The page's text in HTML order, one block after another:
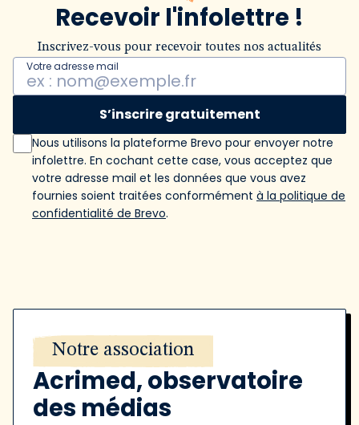
Recevoir l'infolettre !
Inscrivez-vous pour recevoir toutes nos actualités
Votre adresse mail
S’inscrire gratuitement
Nous utilisons la plateforme Brevo pour envoyer notre
infolettre. En cochant cette case, vous acceptez que
votre adresse mail et les données que vous avez
fournies soient traitées conformément à la politique de
confidentialité de Brevo.
Notre association
Acrimed, observatoire
des médias